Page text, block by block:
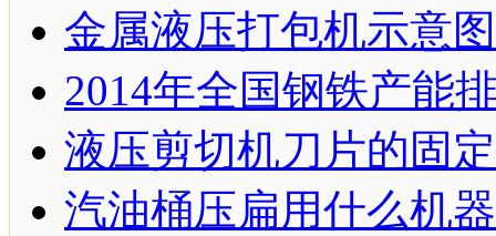
金属液压打包机示意图
2014年全国钢铁产能
液压剪切机刀片的固
汽油桶压扁用什么机器